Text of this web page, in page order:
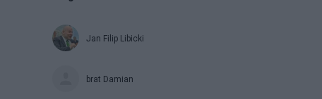
Jan Filip Libicki
brat Damian